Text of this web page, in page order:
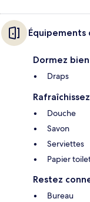
Équipements
Dormez bien
Draps
Douche
Savon
Serviettes
Papier
Restez
Bureau